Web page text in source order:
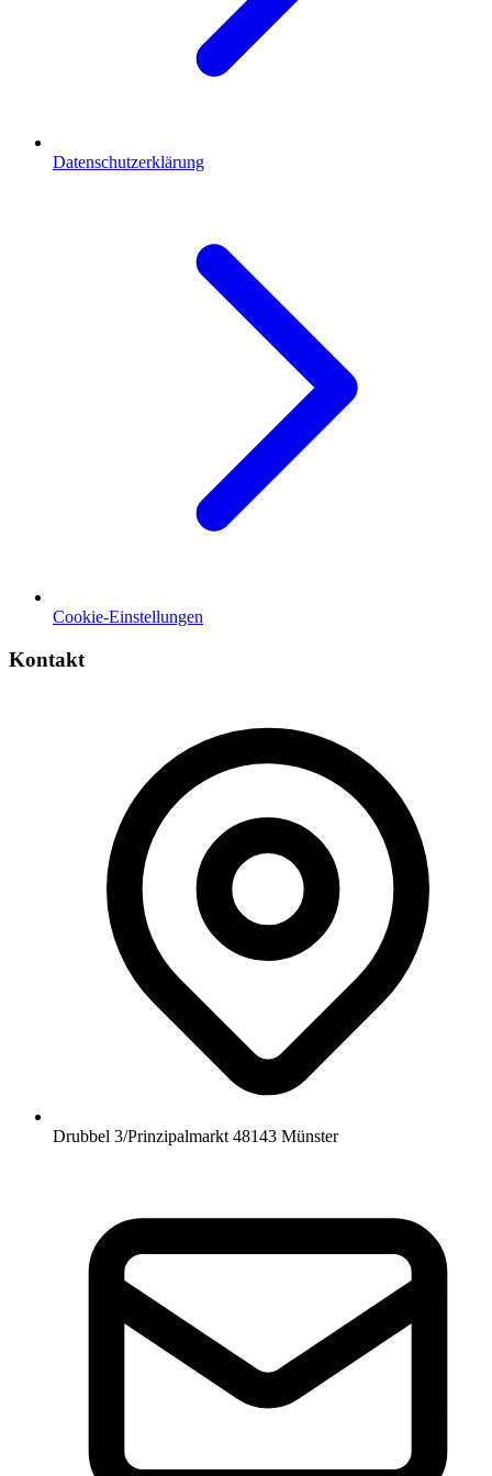
Datenschutzerklärung
Cookie-Einstellungen
Kontakt
Drubbel 3/Prinzipalmarkt 48143 Münster